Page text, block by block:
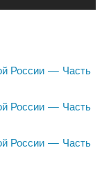
России — Часть
России — Часть
России — Часть